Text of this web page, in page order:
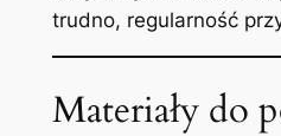
trudno, regularność
Materiały do